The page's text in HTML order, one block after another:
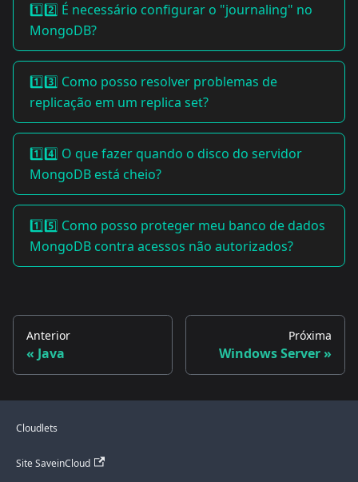
1️⃣2️⃣ É necessário configurar o "journaling" no
MongoDB?
1️⃣3️⃣ Como posso resolver problemas de
replicação em um replica set?
1️⃣4️⃣ O que fazer quando o disco do servidor
MongoDB está cheio?
1️⃣5️⃣ Como posso proteger meu banco de dados
MongoDB contra acessos não autorizados?
Anterior
Java
Próxima
Windows Server
Cloudlets
Site SaveinCloud